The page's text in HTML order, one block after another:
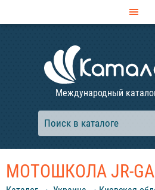
Международный
МОТОШКОЛА JR-